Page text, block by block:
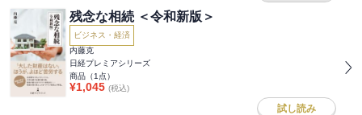
残念な相続 ＜令和新版＞
ビジネス・経済
内藤克
日経プレミアシリーズ
商品（1 点）
¥1,045 (税込)
試し読み